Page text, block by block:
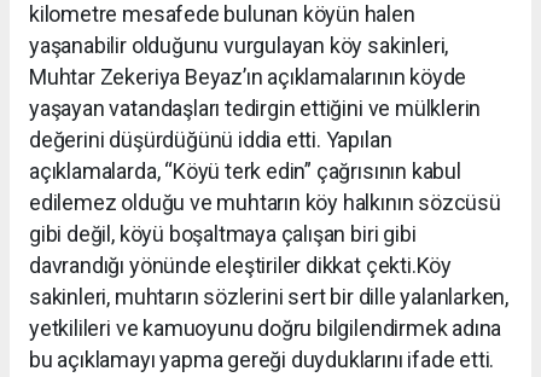
kilometre mesafede bulunan köyün halen
yaşanabilir olduğunu vurgulayan köy sakinleri,
Muhtar Zekeriya Beyaz’ın açıklamalarının köyde
yaşayan vatandaşları tedirgin ettiğini ve mülklerin
değerini düşürdüğünü iddia etti. Yapılan
açıklamalarda, “Köyü terk edin” çağrısının kabul
edilemez olduğu ve muhtarın köy halkının sözcüsü
gibi değil, köyü boşaltmaya çalışan biri gibi
davrandığı yönünde eleştiriler dikkat çekti.Köy
sakinleri, muhtarın sözlerini sert bir dille yalanlarken,
yetkilileri ve kamuoyunu doğru bilgilendirmek adına
bu açıklamayı yapma gereği duyduklarını ifade etti.